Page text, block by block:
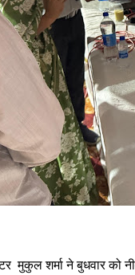
शर्मा ने बुधवार को